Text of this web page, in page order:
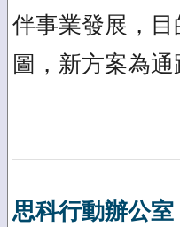
伴事業發展，
圖，新方案為
思科行動辦公